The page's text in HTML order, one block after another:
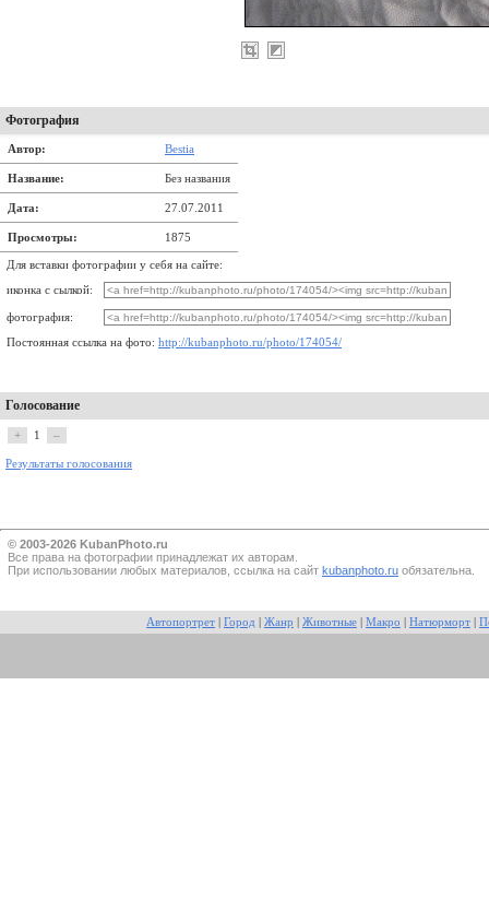
Фотография
Автор: Bestia
Название: Без названия
Дата: 27.07.2011
Просмотры: 1875
Для вставки фотографии у себя на сайте:
иконка с сылкой:
фотография:
Постоянная ссылка на фото: http://kubanphoto.ru/photo/174054/
Голосование
+ 1 –
Результаты голосования
© 2003-2026 KubanPhoto.ru
Все прaва на фотографии принадлежат их авторам.
При использовании любых материалов, ссылка на сайт kubanphoto.ru обязательна.
Автопортрет Город Жанр Животные Макро Натюрморт